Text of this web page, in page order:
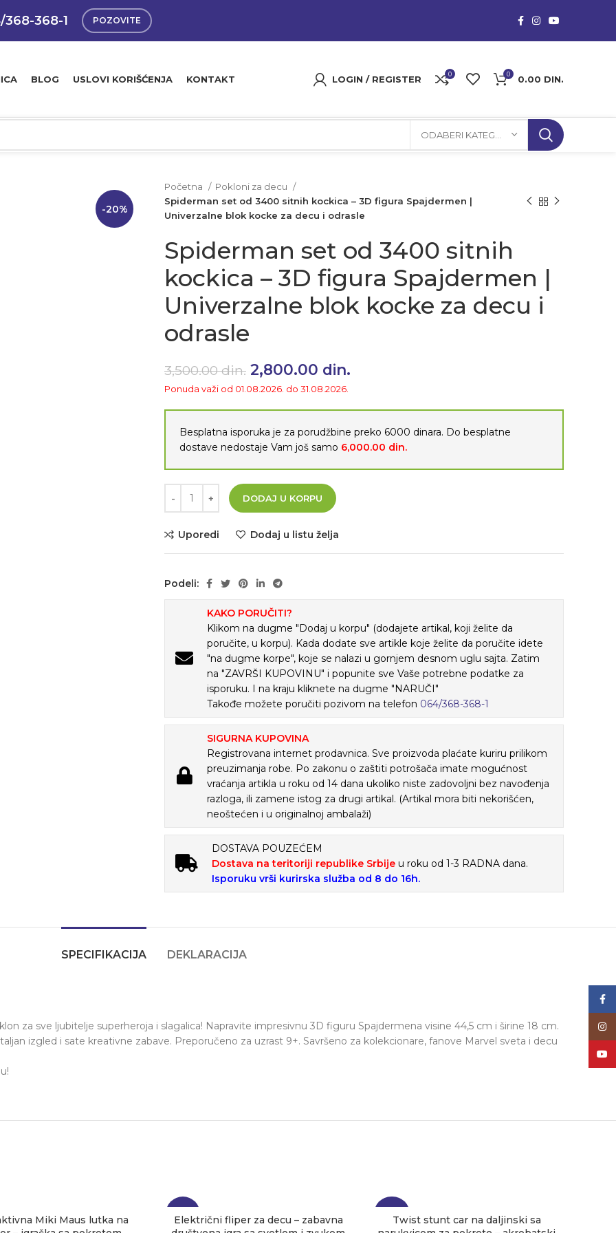
368-1 POZOVITE
BLOG USLOVI KORIŠĆENJA KONTAKT LOGIN / REGISTER 0 0 0.00 DIN.
-20%
Početna
Pokloni za decu
Spiderman set od 3400 sitnih kockica – 3D figura Spajdermen |
Univerzalne blok kocke za decu i odrasle
Spiderman set od 3400 sitnih
kockica – 3D figura Spajdermen |
Univerzalne blok kocke za decu i
odrasle
3,500.00din. Originalna cena je bila: 3,500.00 din..
2,800.00 din.
Ponuda važi od 01.08.2026. do 31.08.2026.
Besplatna isporuka je za porudžbine preko 6000 dinara. Do besplatne
dostave nedostaje Vam još samo 6,000.00 din.
DODAJ U KORPU
Uporedi Dodaj u listu želja
Podeli:
KAKO PORUČITI?
Klikom na dugme "Dodaj u korpu" (dodajete artikal, koji želite da
poručite, u korpu). Kada dodate sve artikle koje želite da poručite idete
"na dugme korpe", koje se nalazi u gornjem desnom uglu sajta. Zatim
na "ZAVRŠI KUPOVINU" i popunite sve Vaše potrebne podatke za
isporuku. I na kraju kliknete na dugme "NARUČI"
Takođe možete poručiti pozivom na telefon 064/368-368-1
SIGURNA KUPOVINA
Registrovana internet prodavnica. Sve proizvoda plaćate kuriru prilikom
preuzimanja robe. Po zakonu o zaštiti potrošača imate mogućnost
vraćanja artikla u roku od 14 dana ukoliko niste zadovoljni bez navođenja
razloga, ili zamene istog za drugi artikal. (Artikal mora biti nekorišćen,
neoštećen i u originalnoj ambalaži)
DOSTAVA POUZEĆEM
Dostava na teritoriji republike Srbije u roku od 1-3 RADNA dana.
Isporuku vrši kurirska služba od 8 do 16h.
SPECIFIKACIJA DEKLARACIJA
za sve ljubitelje superheroja i slagalica! Napravite impresivnu 3D figuru Spajdermena visine 44,5 cm i širine 18 cm.
izgled i sate kreativne zabave. Preporučeno za uzrast 9+. Savršeno za kolekcionare, fanove Marvel sveta i decu
Miki Maus lutka na
-10%
Električni fliper za decu – zabavna
-24%Twist stunt car na daljinski sa